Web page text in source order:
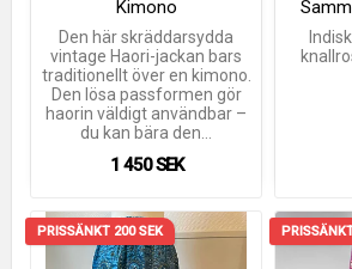
Kimono
Den här skräddarsydda
vintage Haori-jackan bars
traditionellt över en kimono.
Den lösa passformen gör
haorin väldigt användbar –
du kan bära den…
1 450 SEK
PRISSÄNKT 200 SEK